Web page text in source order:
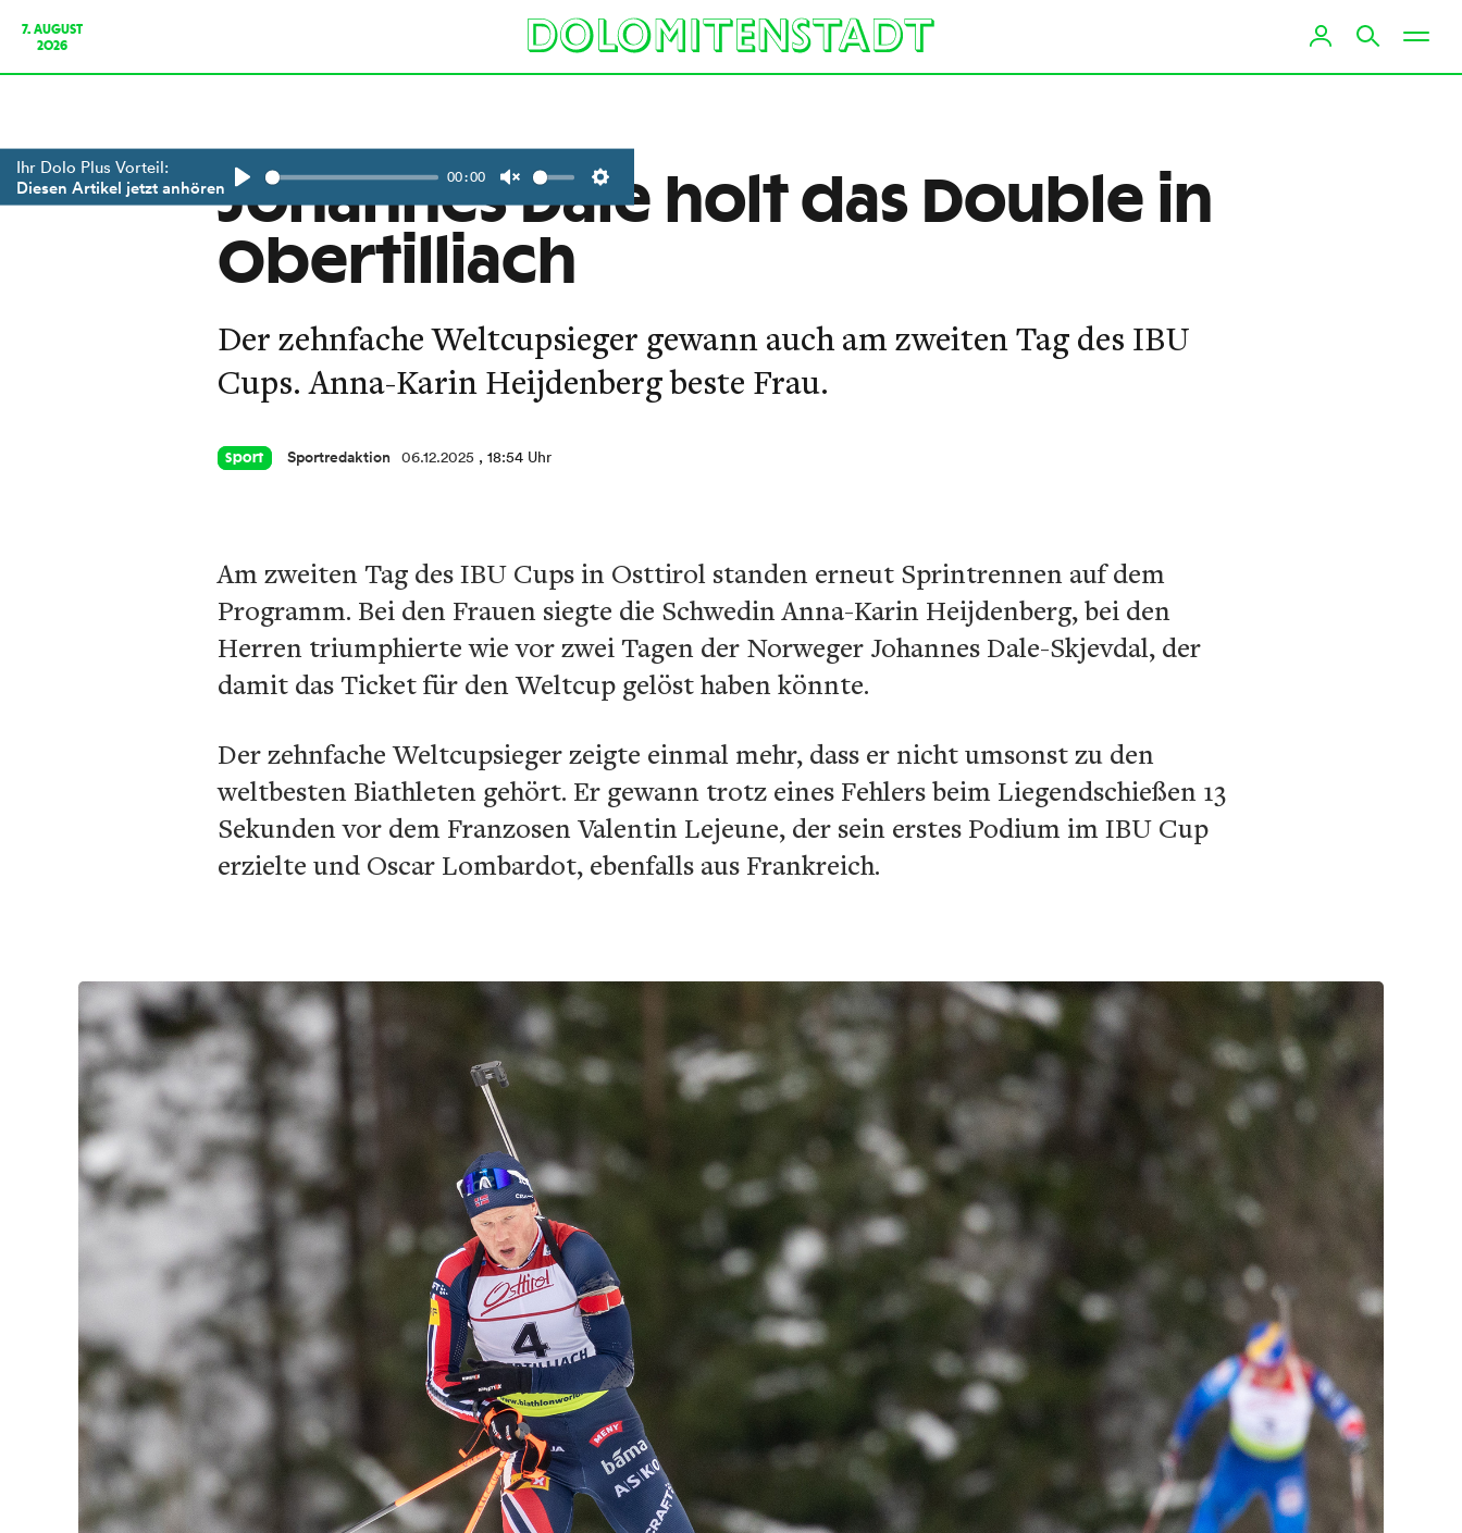
7. AUGUST
2026
Ihr Dolo Plus Vorteil:
Diesen Artikel jetzt anhören
Play
00:00
Unmute Settings
Johannes Dale holt das Double in
Obertilliach
Der zehnfache Weltcupsieger gewann auch am zweiten Tag des IBU
Cups. Anna-Karin Heijdenberg beste Frau.
Sport Sportredaktion 06.12.2025 , 18:54 Uhr
Am zweiten Tag des IBU Cups in Osttirol standen erneut Sprintrennen auf dem
Programm. Bei den Frauen siegte die Schwedin Anna-Karin Heijdenberg, bei den
Herren triumphierte wie vor zwei Tagen der Norweger Johannes Dale-Skjevdal, der
damit das Ticket für den Weltcup gelöst haben könnte.
Der zehnfache Weltcupsieger zeigte einmal mehr, dass er nicht umsonst zu den
weltbesten Biathleten gehört. Er gewann trotz eines Fehlers beim Liegendschießen 13
Sekunden vor dem Franzosen Valentin Lejeune, der sein erstes Podium im IBU Cup
erzielte und Oscar Lombardot, ebenfalls aus Frankreich.